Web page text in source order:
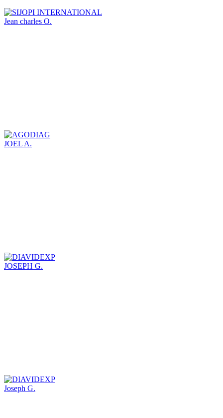
Jean charles O.
JOEL A.
JOSEPH G.
Joseph G.